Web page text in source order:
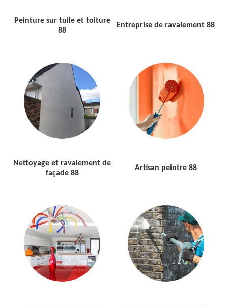
Peinture sur tuile et toiture
88
Entreprise de ravalement 88
Nettoyage et ravalement de
façade 88
Artisan peintre 88